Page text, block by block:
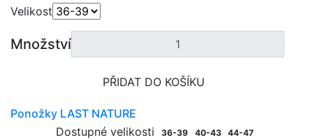
Velikost
Množství
PŘIDAT DO KOŠÍKU
Ponožky LAST NATURE
Dostupné velikosti
36-39 40-43 44-47